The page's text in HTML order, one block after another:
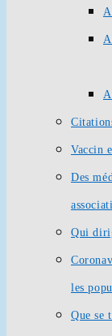
Vaccin
Des
Qui
les
Que se